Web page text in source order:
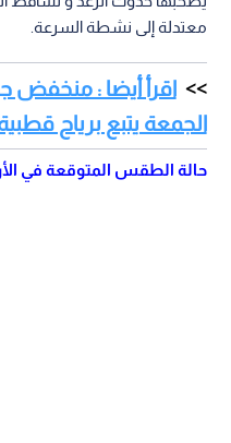
معتدلة إلى نشطة السرعة.
اقرأ أيضا : منخفض
الجمعة يتبع برياح
حالة الطقس المتوقعة في